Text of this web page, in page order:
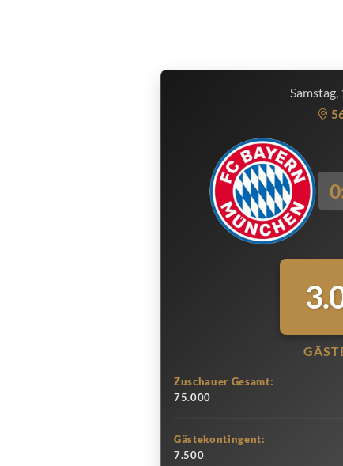
Zuschauer Gesamt:
75.000
Gästekontingent:
7.500